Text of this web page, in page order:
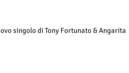
singolo di Tony Fortunato & Angarita